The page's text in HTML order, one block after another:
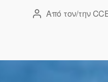
Συντάκτης
Από τον/την